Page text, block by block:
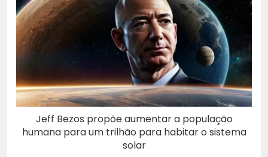
Jeff Bezos propõe aumentar a população
humana para um trilhão para habitar o sistema
solar